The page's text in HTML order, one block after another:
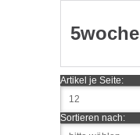
Artikel je Seite:
Sortieren nach: